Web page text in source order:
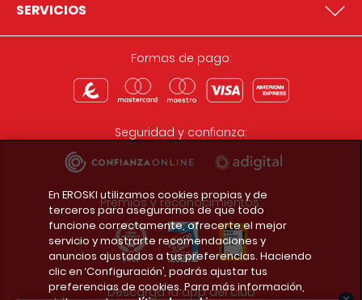
SERVICIOS
Formas de pago:
Seguridad y confianza:
Premios y reconocimientos:
Descarga la app del club
En EROSKI utilizamos cookies propias y de
terceros para asegurarnos de que todo
funcione correctamente, ofrecerte el mejor
servicio y mostrarte recomendaciones y
anuncios ajustados a tus preferencias. Haciendo
clic en ‘Configuración’, podrás ajustar tus
preferencias de cookies. Para más información,